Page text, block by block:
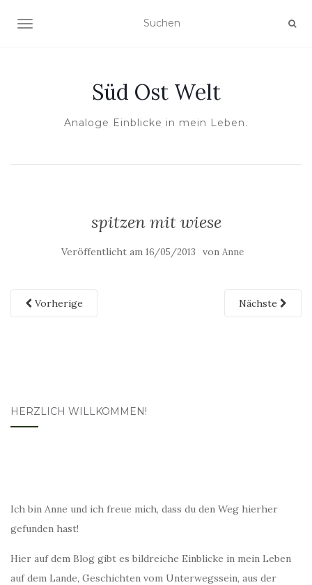
NAVIGATION UMSCHALTEN
Süd Ost Welt
Analoge Einblicke in mein Leben.
spitzen mit wiese
Veröffentlicht am 16/05/2013 von Anne
Vorherige Nächste
HERZLICH WILLKOMMEN!
Ich bin Anne und ich freue mich, dass du den Weg hierher
gefunden hast!
Hier auf dem Blog gibt es bildreiche Einblicke in mein Leben
auf dem Lande, Geschichten vom Unterwegssein, aus der